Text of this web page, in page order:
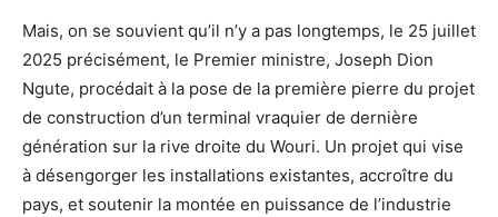
Mais, on se souvient qu’il n’y a pas longtemps, le 25 juillet
2025 précisément, le Premier ministre, Joseph Dion
Ngute, procédait à la pose de la première pierre du projet
de construction d’un terminal vraquier de dernière
génération sur la rive droite du Wouri. Un projet qui vise
à désengorger les installations existantes, accroître du
pays, et soutenir la montée en puissance de l’industrie